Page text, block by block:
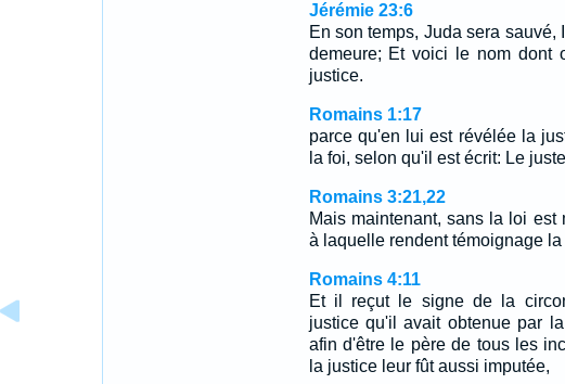
Jérémie 23:6
En son temps, Juda sera
demeure; Et voici le nom dont
justice.
Romains 1:17
parce qu'en lui est révélée la
la foi, selon qu'il est écrit: Le
Romains 3:21,22
Mais maintenant, sans la loi
à laquelle rendent témoignage
Romains 4:11
Et il reçut le signe de la
justice qu'il avait obtenue par
afin d'être le père de tous les
la justice leur fût aussi imputée,